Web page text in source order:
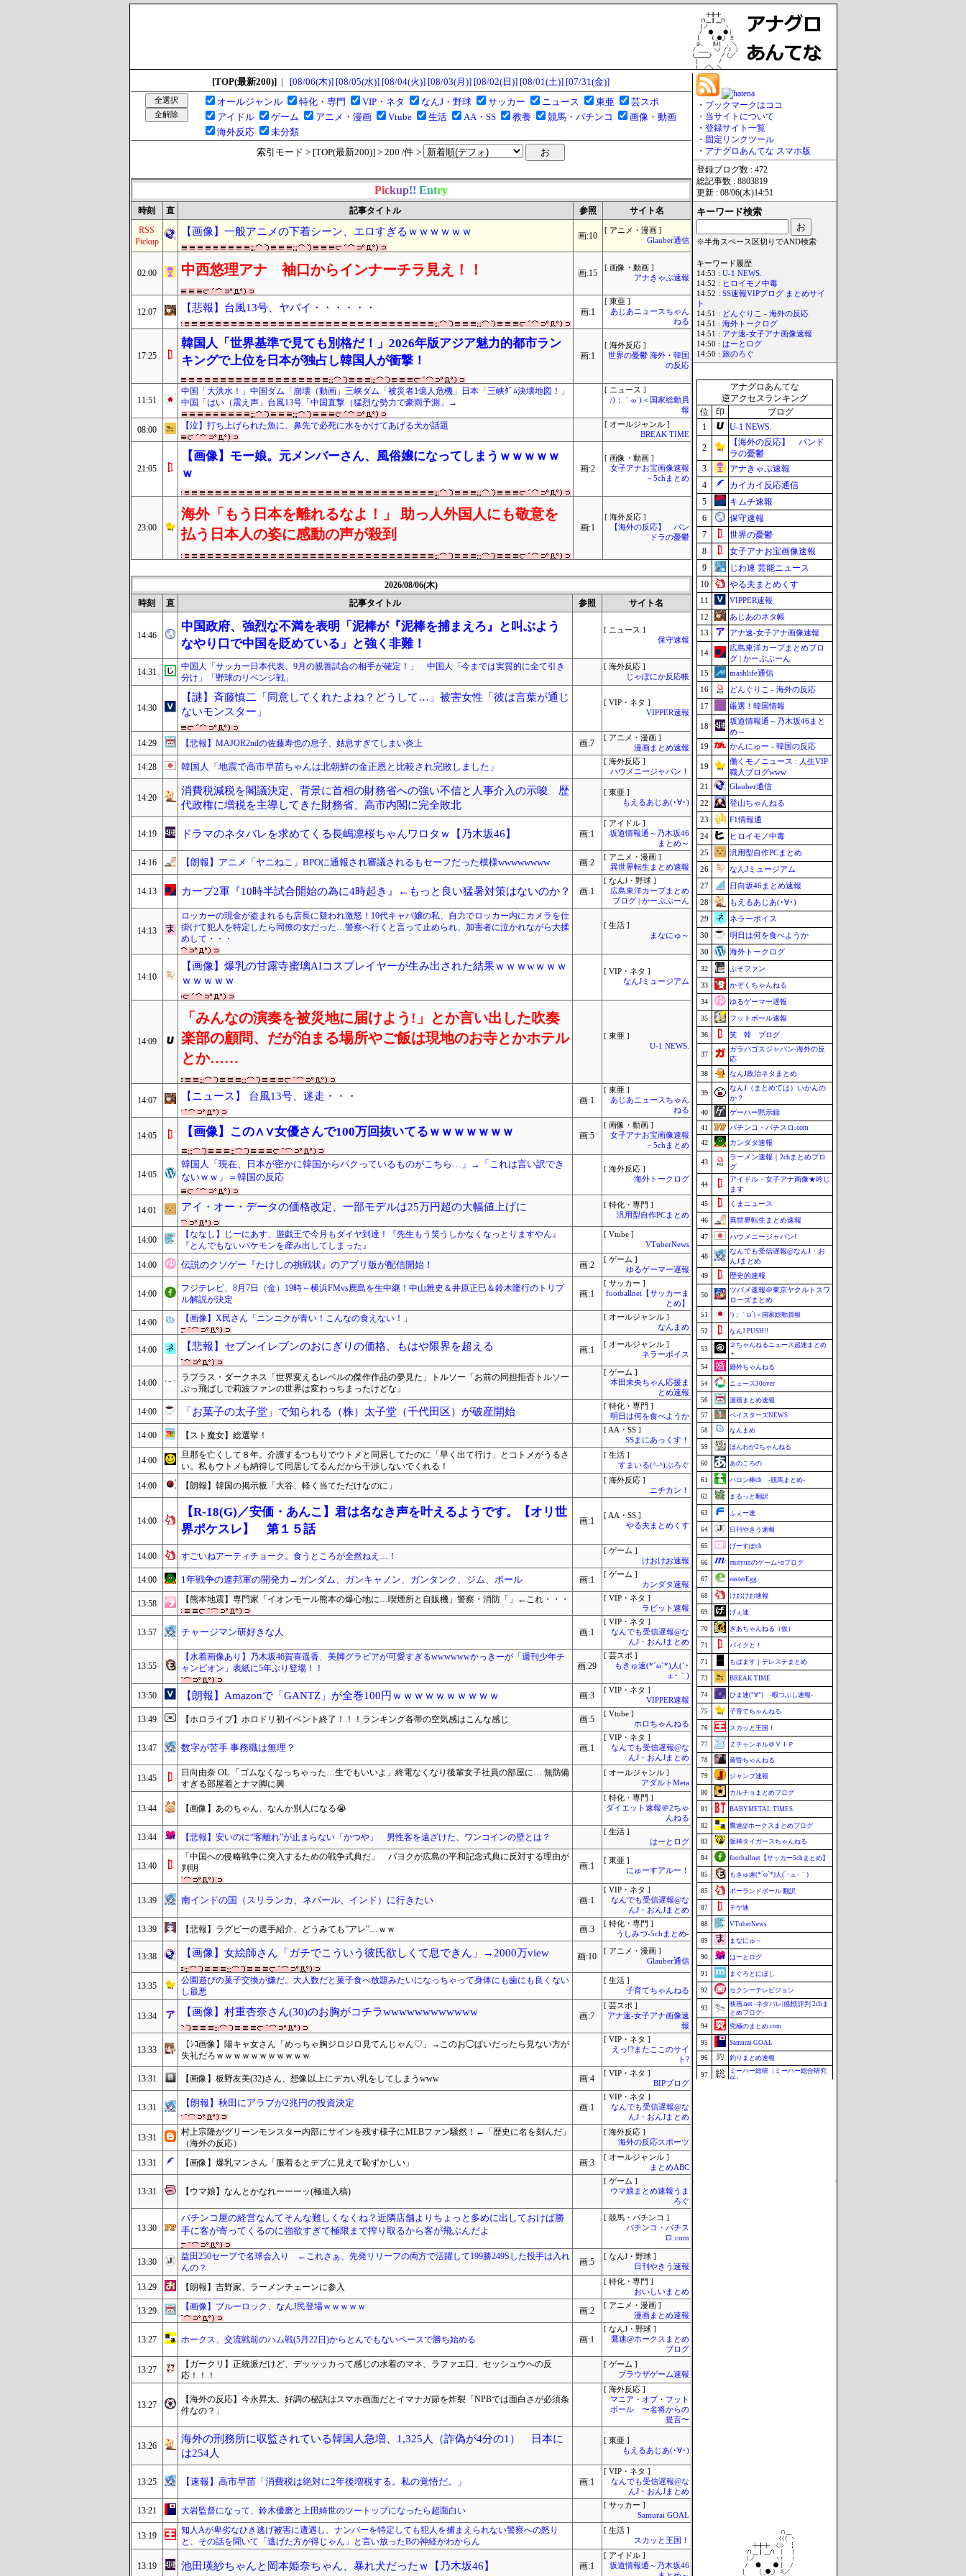
[TOP(最新200)] | [08/06(木)] [08/05(水)] [08/04(火)] [08/03(月)] [08/02(日)] [08/01(土)] [07/31(金)]
オールジャンル
特化・専門 VIP・ネタ なんJ・野球 サッカー ニュース 東亜
芸スポ
アイドル
ゲーム アニメ・漫画 Vtube 生活 AA・SS 教養 競馬・パチンコ
画像・動画
海外反応
未分類
索引モード > [TOP(最新200)] > 200 /件 >
Pickup!! Entry
時刻 直 記事タイトル 参照
サイト名
RSS
Pickup
【画像】一般アニメの下着シーン、エロすぎるｗｗｗｗｗｗ 画:10
[ アニメ・漫画 ]
Glauber通信
02:00 中西悠理アナ 袖口からインナーチラ見え！！ 画:15
[ 画像・動画 ]
アナきゃぷ速報
12:07 【悲報】台風13号、ヤバイ・・・・・・ 画:1
[ 東亜 ]
あじあニュースちゃん
ねる
17:25
韓国人「世界基準で見ても別格だ！」2026年版アジア魅力的都市ラン
キングで上位を日本が独占し韓国人が衝撃！
画:1
[ 海外反応 ]
世界の憂鬱 海外・韓国
の反応
11:51
中国「大洪水！」中国ダム「崩壊（動画」三峡ダム「被災者1億人危機」日本「三峡ﾀﾞﾑ決壊地図！」
中国「はい（震え声」台風13号「中国直撃（猛烈な勢力で豪雨予測」→
[ ニュース ]
/)；｀ω´)＜国家総動員
報
08:00 【泣】打ち上げられた魚に、鼻先で必死に水をかけてあげる犬が話題
[ オールジャンル ]
BREAK TIME
21:05
【画像】モー娘。元メンバーさん、風俗嬢になってしまうｗｗｗｗｗ
ｗ
画:2
[ 画像・動画 ]
女子アナお宝画像速報
－5chまとめ
23:00
海外「もう日本を離れるなよ！」 助っ人外国人にも敬意を
払う日本人の姿に感動の声が殺到
画:1
[ 海外反応 ]
【海外の反応】 パン
ドラの憂鬱
2026/08/06(木)
時刻
直 記事タイトル 参照 サイト名
14:46
中国政府、強烈な不満を表明「泥棒が『泥棒を捕まえろ』と叫ぶよう
なやり口で中国を貶めている」と強く非難！
[ ニュース ]
保守速報
14:31
中国人「サッカー日本代表、9月の親善試合の相手が確定！」 中国人「今までは実質的に全て引き
分け」「野球のリベンジ戦」
[ 海外反応 ]
じゃぽにか反応帳
14:30
【謎】斉藤慎二「同意してくれたよね？どうして…」被害女性「彼は言葉が通じ
ないモンスター」
[ VIP・ネタ ]
VIPPER速報
14:29 【悲報】MAJOR2ndの佐藤寿也の息子、姑息すぎてしまい炎上 画:7
[ アニメ・漫画 ]
漫画まとめ速報
14:28 韓国人「地震で高市早苗ちゃんは北朝鮮の金正恩と比較され完敗しました」
[ 海外反応 ]
ハウメニージャパン！
14:20
消費税減税を閣議決定、背景に首相の財務省への強い不信と人事介入の示唆 歴
代政権に増税を主導してきた財務省、高市内閣に完全敗北
[ 東亜 ]
もえるあじあ(･∀･)
14:19 ドラマのネタバレを求めてくる長嶋凛桜ちゃんワロタｗ【乃木坂46】 画:1
[ アイドル ]
坂道情報通～乃木坂46
まとめ～
14:16 【朗報】アニメ「ヤニねこ」BPOに通報され審議されるもセーフだった模様wwwwwwww 画:2
[ アニメ・漫画 ]
異世界転生まとめ速報
14:13 カープ2軍『10時半試合開始の為に4時起き』←もっと良い猛暑対策はないのか？ 画:1
[ なんJ・野球 ]
広島東洋カープまとめ
ブログ | かーぷぶーん
14:13
ロッカーの現金が盗まれるも店長に疑われ激怒！10代キャバ嬢の私、自力でロッカー内にカメラを仕
掛けて犯人を特定したら同僚の女だった…警察へ行くと言って止められ、加害者に泣かれながら大揉
めして・・・
[ 生活 ]
まなにゅ～
14:10
【画像】爆乳の甘露寺蜜璃AIコスプレイヤーが生み出された結果ｗｗｗwｗｗｗ
ｗｗｗｗｗ
[ VIP・ネタ ]
なんJミュージアム
14:09
「みんなの演奏を被災地に届けよう!」とか言い出した吹奏
楽部の顧問、だが泊まる場所やご飯は現地のお寺とかホテル
とか……
[ 東亜 ]
U-1 NEWS.
14:07 【ニュース】 台風13号、迷走・・・ 画:1
[ 東亜 ]
あじあニュースちゃん
ねる
14:05 【画像】この∧∨女優さんで100万回抜いてるｗｗｗｗｗｗｗ 画:5
[ 画像・動画 ]
女子アナお宝画像速報
－5chまとめ
14:05
韓国人「現在、日本が密かに韓国からパクっているものがこちら…」→「これは言い訳でき
ないｗｗ」＝韓国の反応
[ 海外反応 ]
海外トークログ
14:01 アイ・オー・データの価格改定、一部モデルは25万円超の大幅値上げに
[ 特化・専門 ]
汎用型自作PCまとめ
14:00
【ななし】じーにあす、遊戯王で今月もダイヤ到達！『先生もう笑うしかなくなっとりますやん』
『とんでもないバケモンを産み出してしまった』
[ Vtube ]
VTuberNews
14:00 伝説のクソゲー『たけしの挑戦状』のアプリ版が配信開始！ 画:2
[ ゲーム ]
ゆるゲーマー遅報
14:00
フジテレビ、8月7日（金）19時～横浜FMvs鹿島を生中継！中山雅史＆井原正巳＆鈴木隆行のトリプ
ル解説が決定
画:1
[ サッカー ]
footballnet【サッカーま
とめ】
14:00 【画像】X民さん「ニンニクが青い！こんなの食えない！」
[ オールジャンル ]
なんまめ
14:00 【悲報】セブンイレブンのおにぎりの価格、もはや限界を超える 画:1
[ オールジャンル ]
ネラーボイス
14:00
ラプラス・ダークネス「世界変えるレベルの傑作作品の夢見た」トルソー「お前の同担拒否トルソー
ぶっ飛ばしで莉波ファンの世界は変わっちまったけどな」
[ ゲーム ]
本田未央ちゃん応援ま
とめ速報
14:00 「お菓子の太子堂」で知られる（株）太子堂（千代田区）が破産開始
[ 特化・専門 ]
明日は何を食べようか
14:00 【スト魔女】総選挙！
[ AA・SS ]
SSまにあっくす！
14:00
旦那を亡くして８年。介護するつもりでウトメと同居してたのに「早く出て行け」とコトメがうるさ
い。私もウトメも納得して同居してるんだから干渉しないでくれる！
[ 生活 ]
すまいる(^-^)ぶろぐ
14:00 【朗報】韓国の掲示板「大谷、軽く当てただけなのに」
[ 海外反応 ]
ニチカン！
14:00
【R-18(G)／安価・あんこ】君は名なき声を叶えるようです。【オリ世
界ポケスレ】 第１５話
画:1
[ AA・SS ]
やる夫まとめくす
14:00 すごいねアーティチョーク。食うところが全然ねえ…！
[ ゲーム ]
けおけお速報
14:00 1年戦争の連邦軍の開発力→ガンダム、ガンキャノン、ガンタンク、ジム、ボール 画:1
[ ゲーム ]
カンダタ速報
13:58 【熊本地震】専門家「イオンモール熊本の爆心地に…喫煙所と自販機」警察・消防「」←これ・・・
[ VIP・ネタ ]
ラビット速報
13:57 チャージマン研好きな人 画:1
[ VIP・ネタ ]
なんでも受信遅報@な
んJ・おんJまとめ
13:55
【水着画像あり】乃木坂46賀喜遥香、美脚グラビアが可愛すぎるwwwwwwかっきーが「週刊少年チ
ャンピオン」表紙に5年ぶり登場！！
画:29
[ 芸スポ ]
もきゅ速(*´ω`*)人(´･
ェ･｀)
13:50 【朗報】Amazonで「GANTZ」が全巻100円ｗｗｗｗｗｗｗｗｗｗ 画:3
[ VIP・ネタ ]
VIPPER速報
13:49 【ホロライブ】ホロドリ初イベント終了！！！ランキング各帯の空気感はこんな感じ 画:5
[ Vtube ]
ホロちゃんねる
13:47 数字が苦手 事務職は無理？ 画:1
[ VIP・ネタ ]
なんでも受信遅報@な
んJ・おんJまとめ
13:45
日向由奈 OL 「ゴムなくなっちゃった…生でもいいよ」終電なくなり後輩女子社員の部屋に… 無防備
すぎる部屋着とナマ脚に興
[ オールジャンル ]
アダルトMeta
13:44 【画像】あのちゃん、なんか別人になる😭
[ 特化・専門 ]
ダイエット速報＠2ちゃ
んねる
13:44 【悲報】安いのに“客離れ”が止まらない「かつや」 男性客を遠ざけた、ワンコインの壁とは？
[ 生活 ]
はーとログ
13:40
「中国への侵略戦争に突入するための戦争式典だ」 パヨクが広島の平和記念式典に反対する理由が
判明
画:1
[ 東亜 ]
にゅーすアルー！
13:39 南インドの国（スリランカ、ネパール、インド）に行きたい 画:1
[ VIP・ネタ ]
なんでも受信遅報@な
んJ・おんJまとめ
13:39 【悲報】ラグビーの選手紹介、どうみても”アレ”…ｗｗ 画:3
[ 特化・専門 ]
うしみつ-5chまとめ-
13:38 【画像】女絵師さん「ガチでこういう彼氏欲しくて息できん」→2000万view 画:10
[ アニメ・漫画 ]
Glauber通信
13:35
公園遊びの菓子交換が嫌だ。大人数だと菓子食べ放題みたいになっちゃって身体にも歯にも良くない
し最悪
[ 生活 ]
子育てちゃんねる
13:34 【画像】村重杏奈さん(30)のお胸がコチラwwwwwwwwwwww 画:7
[ 芸スポ ]
アナ速‐女子アナ画像速
報
13:33
【ｼｺ画像】陽キャ女さん「めっちゃ胸ジロジロ見てんじゃん♡」→このお◯ぱいだったら見ない方が
失礼だろｗｗｗｗｗｗｗｗｗｗｗ
[ VIP・ネタ ]
えっ!?またここのサイ
ト?
13:31 【画像】板野友美(32)さん、想像以上にデカい乳をしてしまうwww 画:4
[ VIP・ネタ ]
BIPブログ
13:31 【朗報】秋田にアラブが2兆円の投資決定 画:1
[ VIP・ネタ ]
なんでも受信遅報@な
んJ・おんJまとめ
13:31
村上宗隆がグリーンモンスター内部にサインを残す様子にMLBファン騒然！←「歴史に名を刻んだ」
（海外の反応）
[ 海外反応 ]
海外の反応スポーツ
13:31 【画像】爆乳マンさん「服着るとデブに見えて恥ずかしい」 画:3
[ オールジャンル ]
まとめABC
13:31 【ウマ娘】なんとかなれーーーッ(極道入稿)
[ ゲーム ]
ウマ娘まとめ速報うま
ろぐ
13:30
パチンコ屋の経営なんてそんな難しくなくね？近隣店舗よりちょっと多めに出しておけば勝
手に客が寄ってくるのに強欲すぎて極限まで搾り取るから客が飛ぶんだよ
[ 競馬・パチンコ ]
パチンコ・パチス
ロ.com
13:30
益田250セーブで名球会入り ←これさぁ、先発リリーフの両方で活躍して199勝249Sした投手は入れ
んの？
画:5
[ なんJ・野球 ]
日刊やきう速報
13:29 【朗報】吉野家、ラーメンチェーンに参入
[ 特化・専門 ]
おいしいまとめ
13:29 【画像】ブルーロック、なんJ民登場ｗｗｗｗｗ 画:2
[ アニメ・漫画 ]
漫画まとめ速報
13:27 ホークス、交流戦前のハム戦(5月22日)からとんでもないペースで勝ち始める 画:1
[ なんJ・野球 ]
鷹速@ホークスまとめ
ブログ
13:27
【ガークリ】正統派だけど、デッッッカって感じの水着のマネ、ラファエ口、セッシュウへの反
応！！！
[ ゲーム ]
ブラウザゲーム速報
13:27
【海外の反応】今永昇太、好調の秘訣はスマホ画面だとイマナガ節を炸裂「NPBでは面白さが必須条
件なの？」
[ 海外反応 ]
マニア・オブ・フット
ボール 〜名将からの
提言〜
13:26
海外の刑務所に収監されている韓国人急増、1,325人（詐偽が4分の1） 日本に
は254人
[ 東亜 ]
もえるあじあ(･∀･)
13:25 【速報】高市早苗「消費税は絶対に2年後増税する。私の覚悟だ。」 画:1
[ VIP・ネタ ]
なんでも受信遅報@な
んJ・おんJまとめ
13:21 大岩監督になって、鈴木優磨と上田綺世のツートップになったら超面白い
[ サッカー ]
Samurai GOAL
13:19
知人Aが卑劣なひき逃げ被害に遭遇し、ナンバーを特定しても犯人を捕まえられない警察への怒り
と、その話を聞いて「逃げた方が得じゃん」と言い放ったBの神経がわからん
[ 生活 ]
スカッと王国！
13:19 池田瑛紗ちゃんと岡本姫奈ちゃん、暴れ犬だったｗ【乃木坂46】 画:1
[ アイドル ]
坂道情報通～乃木坂46
・ ブックマークはココ
・ 当サイトについて
・ 登録サイト一覧
・ 固定リンクツール
・ アナグロあんてな スマホ版
登録ブログ数 : 472
総記事数 : 8803819
更新 : 08/06(木)14:51
キーワード検索
※半角スペース区切りでAND検索
キーワード履歴
14:53 : U-1 NEWS.
14:52 : ヒロイモノ中毒
14:52 : SS速報VIPブログ まとめサイ
ト
14:51 : どんぐりこ - 海外の反応
14:51 : 海外トークログ
14:51 : アナ速‐女子アナ画像速報
14:50 : はーとログ
14:50 : 旅のろぐ
アナグロあんてな
逆アクセスランキング
位
印
ブログ
1
U-1 NEWS.
2
【海外の反応】 パンド
ラの憂鬱
3
アナきゃぷ速報
4
カイカイ反応通信
5
キムチ速報
6
保守速報
7
世界の憂鬱
8
女子アナお宝画像速報
9
じわ速 芸能ニュース
10
やる夫まとめくす
11
VIPPER速報
12
あじあのネタ帳
13
アナ速‐女子アナ画像速報
14
広島東洋カープまとめブロ
グ | かーぷぶーん
15
mashlife通信
16
どんぐりこ - 海外の反応
17
厳選！韓国情報
18
坂道情報通～乃木坂46まと
め～
19
かんにゅー - 韓国の反応
19
働くモノニュース : 人生VIP
職人ブログwww
21
Glauber通信
22
登山ちゃんねる
23
F1情報通
24
ヒロイモノ中毒
25
汎用型自作PCまとめ
26
なんJミュージアム
27
日向坂46まとめ速報
28
もえるあじあ(･∀･)
29
ネラーボイス
30
明日は何を食べようか
30
海外トークログ
32 ぷそファン
33 かぞくちゃんねる
34 ゆるゲーマー遅報
35 フットボール速報
36 笑 韓 ブログ
37
ガラパゴスジャパン-海外の反
応
38
なんJ政治ネタまとめ
39
なんJ（まとめては）いかんの
か？
40
ゲーハー黙示録
41
パチンコ・パチスロ.com
42
カンダタ速報
43
ラーメン速報｜2chまとめブロ
グ
44
アイドル・女子アナ画像★吟じ
ます
45
くまニュース
46 異世界転生まとめ速報
47 ハウメニージャパン!
48
なんでも受信遅報@なんJ・お
んJまとめ
49
歴史的速報
50
ツバメ速報＠東京ヤクルトスワ
ローズまとめ
51 /)；｀ω´)＜国家総動員報
52 なんJ PUSH!!
53
２ちゃんねるニュース超速まとめ
＋
54
婚外ちゃんねる
54 ニュース30over
56 漫画まとめ速報
57 ベイスターズNEWS
58 なんまめ
59 ほんわか2ちゃんねる
60 あのころの
61 ハロン棒ch -競馬まとめ-
62 まるっと翻訳
63 ふぇー速
64 日刊やきう速報
65 げーすぽch
66 mutyunのゲーム+αブログ
67 easterEgg
68 けおけお速報
69 げぇ速
70 ぎあちゃんねる（仮）
71 バイクと！
71 もばます｜デレステまとめ
73 BREAK TIME
74 ひま速(°∀°) -暇つぶし速報-
75 子育てちゃんねる
76 スカッと王国！
77 Ｚチャンネル＠ＶＩＰ
78 黄昏ちゃんねる
79 ジャンプ速報
80 カルチョまとめブログ
81 BABYMETAL TIMES
82 鷹速@ホークスまとめブログ
83 阪神タイガースちゃんねる
84 footballnet【サッカー5chまとめ】
85 もきゅ速(*´ω`*)人(´･ェ･｀)
85 ポーランドボール 翻訳
87 チゲ速
88 VTuberNews
89 まなにゅ～
90 はーとログ
91 まぐろとにぼし
92 セクシーテレビジョン
93
映画.net -ネタバレ|感想|評判 2chま
とめブログ-
94
究極のまとめ.com
95 Samurai GOAL
96 釣りまとめ速報
97
ミーハー総研（ミーハー総合研究
所）